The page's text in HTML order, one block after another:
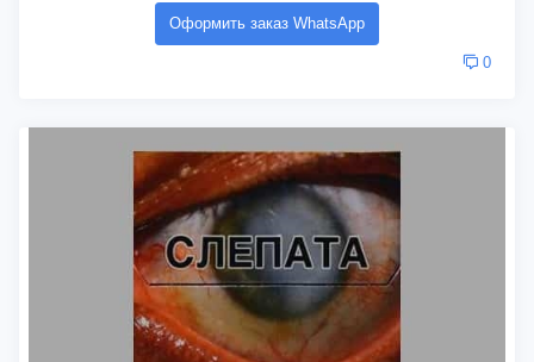
Оформить заказ WhatsApp
0